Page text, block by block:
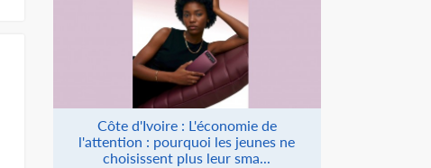
Côte d'Ivoire : L'économie de
l'attention : pourquoi les jeunes ne
choisissent plus leur sma...